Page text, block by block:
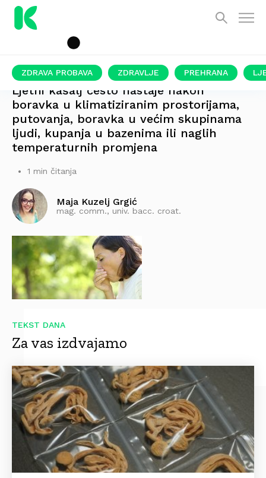
ZDRAVA PROBAVA ZDRAVLJE PREHRANA
Ljetni kašalj često nastaje nakon
boravka u klimatiziranim prostorijama,
putovanja, boravka u većim skupinama
ljudi, kupanja u bazenima ili naglih
temperaturnih promjena
1 min čitanja
Maja Kuzelj Grgić
mag. comm., univ. bacc. croat.
TEKST DANA
Za vas izdvajamo